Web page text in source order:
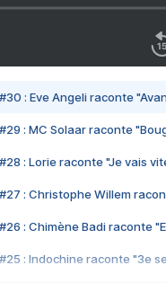
#30 : Eve Angeli raconte
#29 : MC Solaar raconte
#28 : Lorie raconte "Je vais
#27 : Christophe Willem
#26 : Chimène Badi raconte
#25 : Indochine raconte "3e